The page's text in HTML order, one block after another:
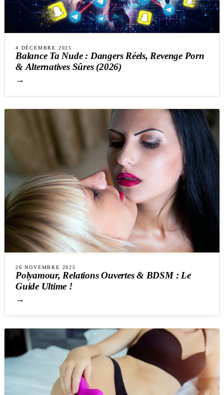
4 DÉCEMBRE 2025
Balance Ta Nude : Dangers Réels, Revenge Porn
& Alternatives Sûres (2026)
→
26 NOVEMBRE 2025
Polyamour, Relations Ouvertes & BDSM : Le
Guide Ultime !
→